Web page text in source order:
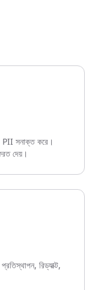
PII সনাক্ত করে।
দেয়।
রিড্যাক্ট,